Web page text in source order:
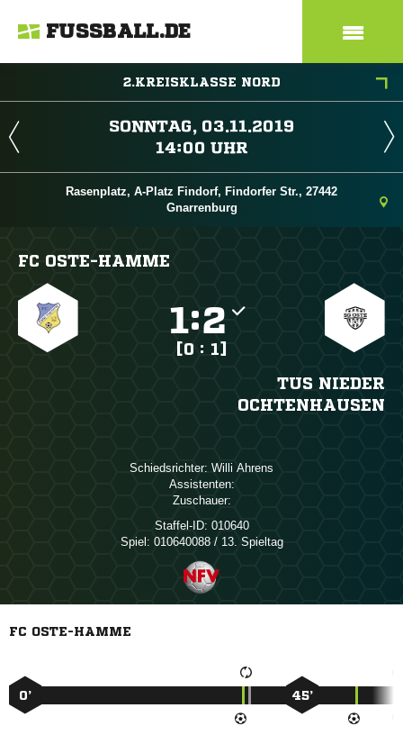
FUSSBALL.DE
2.KREISKLASSE NORD
 
 
Rasenplatz, A-Platz Findorf, Findorfer Str., 27442
Gnarrenburg
FC OSTE-HAMME
:
[0 : 1]
TUS NIEDER
OCHTENHAUSEN
Schiedsrichter:  
Assistenten:
Zuschauer:
Staffel-ID: 010640
Spiel: 010640088 / 13. Spieltag
FC OSTE-HAMME
0’ 45’